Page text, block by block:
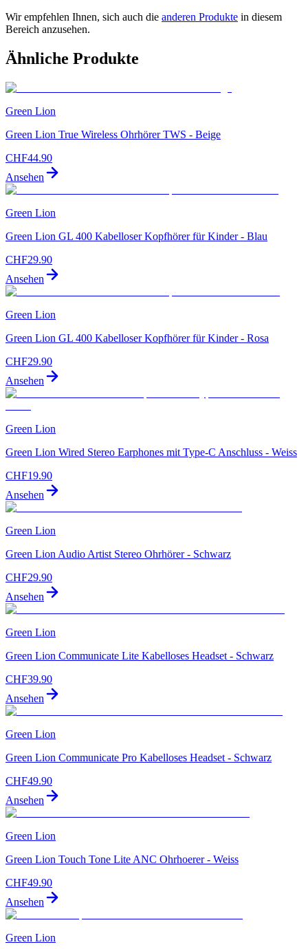
Wir empfehlen Ihnen, sich auch die anderen Produkte in diesem
Bereich anzusehen.
Ähnliche Produkte
Green Lion
Green Lion True Wireless Ohrhörer TWS - Beige
CHF44.90
Ansehen
Green Lion
Green Lion GL 400 Kabelloser Kopfhörer für Kinder - Blau
CHF29.90
Ansehen
Green Lion
Green Lion GL 400 Kabelloser Kopfhörer für Kinder - Rosa
CHF29.90
Ansehen
Green Lion
Green Lion Wired Stereo Earphones mit Type-C Anschluss - Weiss
CHF19.90
Ansehen
Green Lion
Green Lion Audio Artist Stereo Ohrhörer - Schwarz
CHF29.90
Ansehen
Green Lion
Green Lion Communicate Lite Kabelloses Headset - Schwarz
CHF39.90
Ansehen
Green Lion
Green Lion Communicate Pro Kabelloses Headset - Schwarz
CHF49.90
Ansehen
Green Lion
Green Lion Touch Tone Lite ANC Ohrhoerer - Weiss
CHF49.90
Ansehen
Green Lion